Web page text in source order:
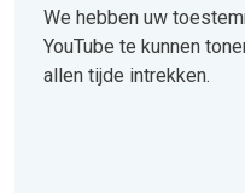
We hebben uw
YouTube te kunnen
allen tijde intrekken.